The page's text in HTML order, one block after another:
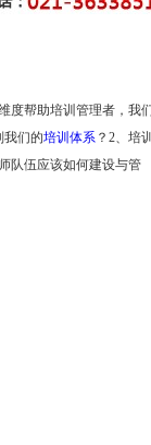
度帮助培训管理者，我
我们的培训体系 ？2、培
队伍应该如何建设与管